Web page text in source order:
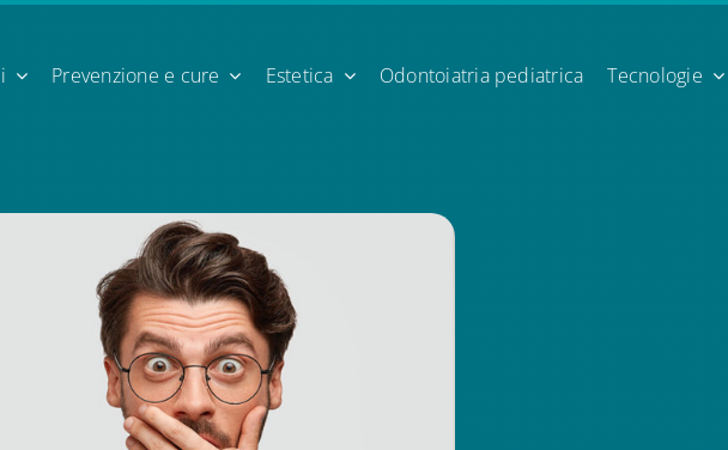
Prevenzione e cure Estetica Odontoiatria pediatrica Tecnologie